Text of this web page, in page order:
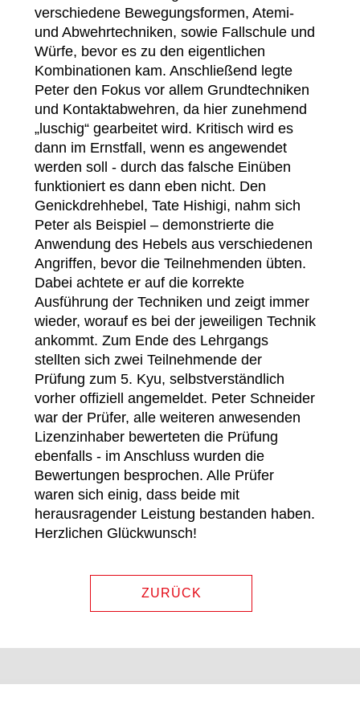
verschiedene Bewegungsformen, Atemi-
und Abwehrtechniken, sowie Fallschule und
Würfe, bevor es zu den eigentlichen
Kombinationen kam. Anschließend legte
Peter den Fokus vor allem Grundtechniken
und Kontaktabwehren, da hier zunehmend
„luschig“ gearbeitet wird. Kritisch wird es
dann im Ernstfall, wenn es angewendet
werden soll - durch das falsche Einüben
funktioniert es dann eben nicht. Den
Genickdrehhebel, Tate Hishigi, nahm sich
Peter als Beispiel – demonstrierte die
Anwendung des Hebels aus verschiedenen
Angriffen, bevor die Teilnehmenden übten.
Dabei achtete er auf die korrekte
Ausführung der Techniken und zeigt immer
wieder, worauf es bei der jeweiligen Technik
ankommt. Zum Ende des Lehrgangs
stellten sich zwei Teilnehmende der
Prüfung zum 5. Kyu, selbstverständlich
vorher offiziell angemeldet. Peter Schneider
war der Prüfer, alle weiteren anwesenden
Lizenzinhaber bewerteten die Prüfung
ebenfalls - im Anschluss wurden die
Bewertungen besprochen. Alle Prüfer
waren sich einig, dass beide mit
herausragender Leistung bestanden haben.
Herzlichen Glückwunsch!
ZURÜCK